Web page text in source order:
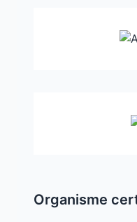
Organisme